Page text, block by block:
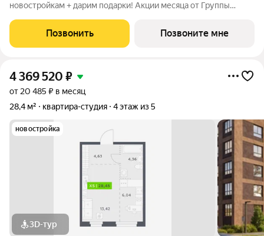
новостройкам + дарим подарки! Акции месяца от Группы
ВЗНОС в августе! СКИДКИ до 2 млн ! Комфортные программы
рассрочки от Застройщика!
Позвонить Позвоните мне
4 369 520 ₽
от 20 485 ₽ в месяц
28,4 м²
квартира-студия 4 этаж из 5
новостройка
3D-тур